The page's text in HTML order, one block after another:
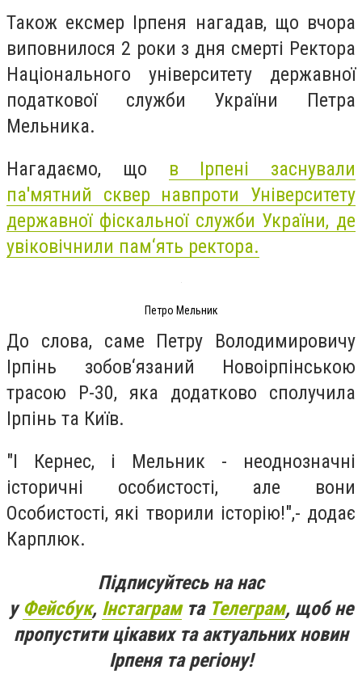
Також ексмер Ірпеня нагадав, що вчора
виповнилося 2 роки з дня смерті Ректора
Національного університету державної
податкової служби України Петра
Мельника.
Нагадаємо, що в Ірпені заснували
па'мятний сквер навпроти Університету
державної фіскальної служби України, де
увіковічнили пам‘ять ректора.
Петро Мельник
До слова, саме Петру Володимировичу
Ірпінь зобов‘язаний Новоірпінською
трасою Р-30, яка додатково сполучила
Ірпінь та Київ.
"І Кернес, і Мельник - неоднозначні
історичні особистості, але вони
Особистості, які творили історію!",- додає
Карплюк.
Підписуйтесь на нас
уФейсбук, Інстаграмта Телеграм, щоб не
пропустити цікавих та актуальних новин
Ірпеня та регіону!